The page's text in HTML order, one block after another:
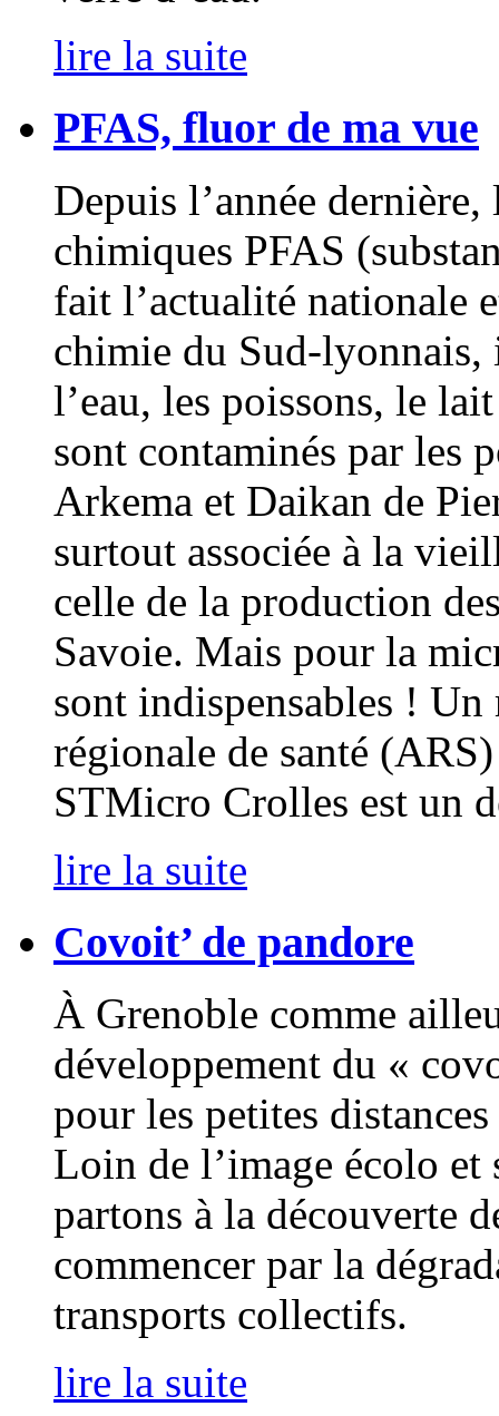
lire la suite
PFAS, fluor de ma vue
Depuis l’année
chimiques PFAS
fait l’actualité nationale
chimie du Sud-
l’eau, les poissons, le
sont contaminés par les
Arkema et Daikan de
surtout associée à la
celle de la production
Savoie. Mais pour la
sont indispensables ! Un
régionale de santé
STMicro Crolles est un
lire la suite
Covoit’ de pandore
À Grenoble comme
développement du «
pour les petites
Loin de l’image écolo et
partons à la découverte
commencer par la
transports collectifs.
lire la suite